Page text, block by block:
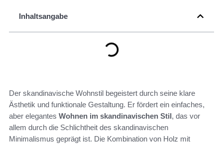
Inhaltsangabe
Der skandinavische Wohnstil begeistert durch seine klare
Ästhetik und funktionale Gestaltung. Er fördert ein einfaches,
aber elegantes Wohnen im skandinavischen Stil, das vor
allem durch die Schlichtheit des skandinavischen
Minimalismus geprägt ist. Die Kombination von Holz mit